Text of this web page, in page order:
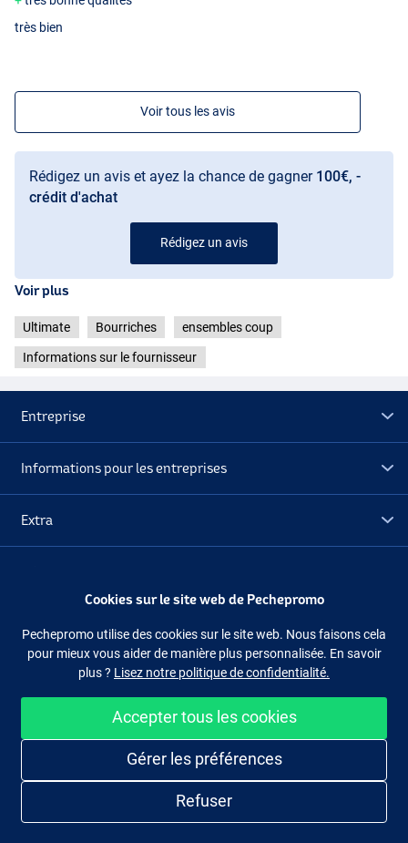
très bien
Voir tous les avis
Rédigez un avis et ayez la chance de gagner 100€, -
crédit d'achat
Rédigez un avis
Voir plus
Ultimate Bourriches ensembles coup
Informations sur le fournisseur
Entreprise
Informations pour les entreprises
Extra
Suivez-nous Facebook Instagram
Cookies sur le site web de Pechepromo
Pechepromo utilise des cookies sur le site web. Nous faisons cela
pour mieux vous aider de manière plus personnalisée. En savoir
plus ? Lisez notre politique de confidentialité.
Accepter tous les cookies
Gérer les préférences
Refuser